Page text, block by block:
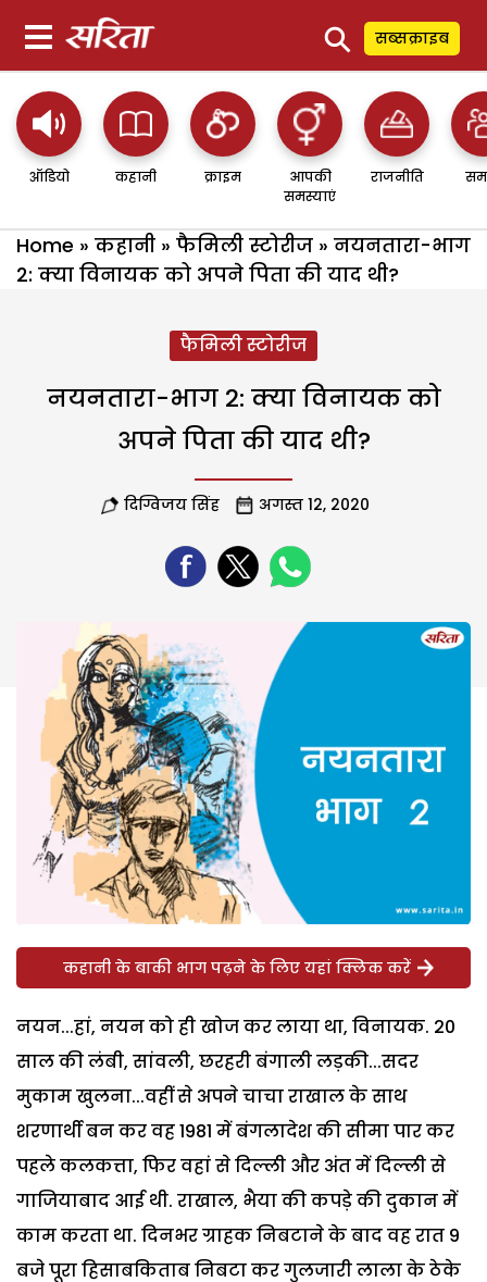
⚲ सब्सक्राइब
ऑडियो कहानी क्राइम
आपकी
समस्याएं
राजनीति
Home » कहानी » फैमिली स्टोरीज » नयनतारा-भाग
2: क्या विनायक को अपने पिता की याद थी?
फैमिली स्टोरीज
नयनतारा-भाग 2: क्या विनायक को
अपने पिता की याद थी?
दिग्विजय सिंह अगस्त 12, 2020
कहानी के बाकी भाग पढ़ने के लिए यहां क्लिक करें
नयन...हां, नयन को ही खोज कर लाया था, विनायक. 20
साल की लंबी, सांवली, छरहरी बंगाली लड़की...सदर
मुकाम खुलना...वहीं से अपने चाचा राखाल के साथ
शरणार्थी बन कर वह 1981 में बंगलादेश की सीमा पार कर
पहले कलकत्ता, फिर वहां से दिल्ली और अंत में दिल्ली से
गाजियाबाद आई थी. राखाल, भैया की कपड़े की दुकान में
काम करता था. दिनभर ग्राहक निबटाने के बाद वह रात 9
बजे पूरा हिसाबकिताब निबटा कर गुलजारी लाला के ठेके